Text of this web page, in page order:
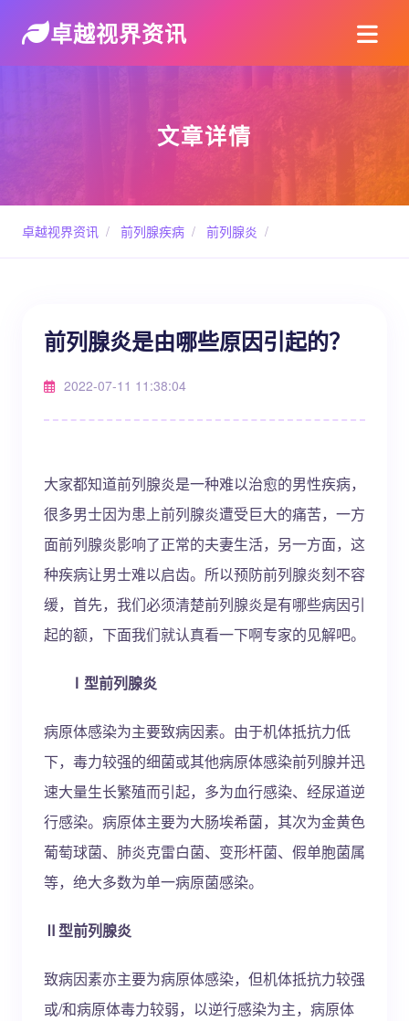
卓越视界资讯
文章详情
卓越视界资讯 / 前列腺疾病 / 前列腺炎 /
前列腺炎是由哪些原因引起的？
2022-07-11 11:38:04
大家都知道前列腺炎是一种难以治愈的男性疾病，
很多男士因为患上前列腺炎遭受巨大的痛苦，一方
面前列腺炎影响了正常的夫妻生活，另一方面，这
种疾病让男士难以启齿。所以预防前列腺炎刻不容
缓，首先，我们必须清楚前列腺炎是有哪些病因引
起的额，下面我们就认真看一下啊专家的见解吧。
Ⅰ型前列腺炎
病原体感染为主要致病因素。由于机体抵抗力低
下，毒力较强的细菌或其他病原体感染前列腺并迅
速大量生长繁殖而引起，多为血行感染、经尿道逆
行感染。病原体主要为大肠埃希菌，其次为金黄色
葡萄球菌、肺炎克雷白菌、变形杆菌、假单胞菌属
等，绝大多数为单一病原菌感染。
Ⅱ型前列腺炎
致病因素亦主要为病原体感染，但机体抵抗力较强
或/和病原体毒力较弱，以逆行感染为主，病原体